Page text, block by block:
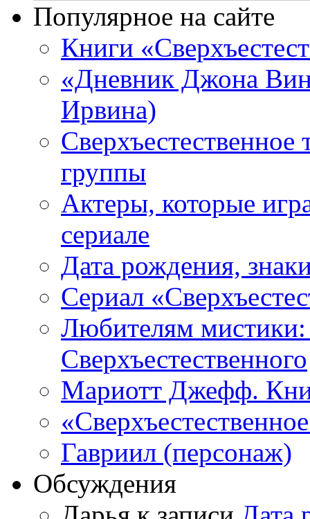
Популярное на сайте
Книги
«Дневник Джона
Ирвина)
Сверхъестественное
группы
Актеры, которые
сериале
Дата рождения,
Сериал
Любителям
Сверхъестественного
Мариотт Джефф.
Гавриил (персонаж)
Обсуждения